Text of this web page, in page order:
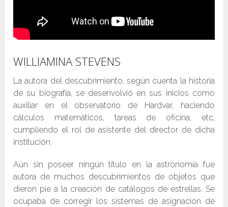
WILLIAMINA STEVENS
La autora del descubrimiento, según cuenta la historia
de su biografía, se desenvolvió en sus inicios como
auxiliar en el observatorio de Hardvar, haciendo
cálculos matemáticos, tareas de oficina, etc,
cumpliendo el rol de asistente del director de dicha
institución.
Aún sin poseer ningún título en la astronomía fue
autora de muchos descubrimientos de objetos que
dieron pie a la creación de catálogos de estrellas. Se
ocupaba de corregir los sistemas de asignación de